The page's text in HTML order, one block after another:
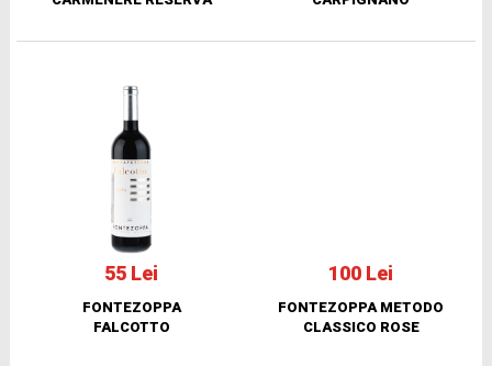
55 Lei
FONTEZOPPA
FALCOTTO
100 Lei
FONTEZOPPA METODO
CLASSICO ROSE